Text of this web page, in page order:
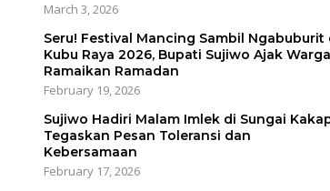
March 3, 2026
Seru! Festival Mancing Sambil Ngabuburit
Kubu Raya 2026, Bupati Sujiwo Ajak Warga
Ramaikan Ramadan
February 19, 2026
Sujiwo Hadiri Malam Imlek di Sungai
Tegaskan Pesan Toleransi dan
Kebersamaan
February 17, 2026